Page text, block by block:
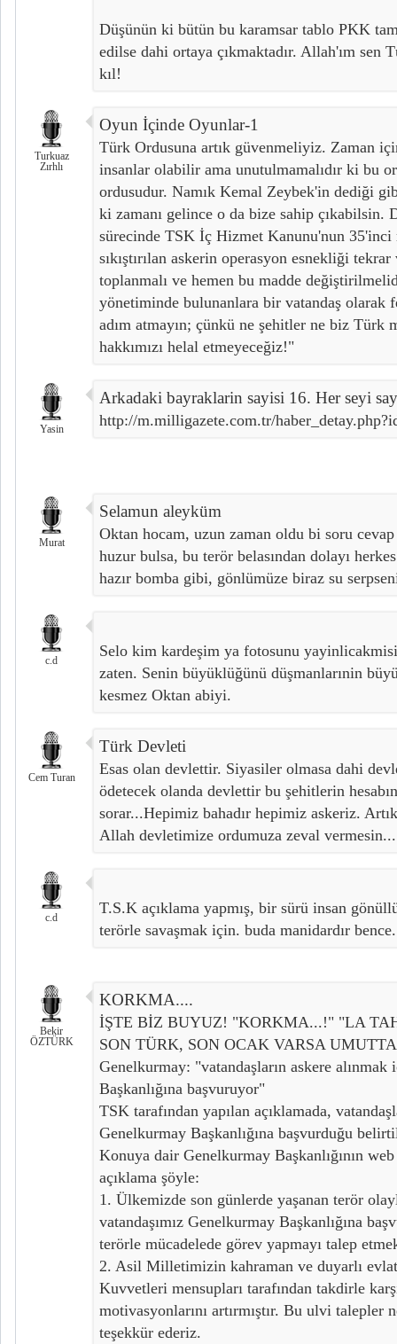
Düşünün ki bütün bu karamsar tablo PKK
edilse dahi ortaya çıkmaktadır. Allah'ım sen
kıl!
Turkuaz
Zırhlı
Oyun İçinde Oyunlar-1
Türk Ordusuna artık güvenmeliyiz. Zaman
insanlar olabilir ama unutulmamalıdır ki bu
ordusudur. Namık Kemal Zeybek'in dediği
ki zamanı gelince o da bize sahip çıkabilsin.
sürecinde TSK İç Hizmet Kanunu'nun 35'inci
sıkıştırılan askerin operasyon esnekliği
toplanmalı ve hemen bu madde
yönetiminde bulunanlara bir vatandaş olarak
adım atmayın; çünkü ne şehitler ne biz Türk
hakkımızı helal etmeyeceğiz!"
Yasin
Arkadaki bayraklarin sayisi 16. Her seyi
http://m.milligazete.com.tr/
Murat
Selamun aleyküm
Oktan hocam, uzun zaman oldu bi soru
huzur bulsa, bu terör belasından dolayı
hazır bomba gibi, gönlümüze biraz su
c.d
Selo kim kardeşim ya fotosunu
zaten. Senin büyüklüğünü düşmanlarınin
kesmez Oktan abiyi.
Cem Turan
Türk Devleti
Esas olan devlettir. Siyasiler olmasa dahi
ödetecek olanda devlettir bu şehitlerin
sorar...Hepimiz bahadır hepimiz askeriz.
Allah devletimize ordumuza zeval vermesin...
c.d
T.S.K açıklama yapmış, bir sürü insan
terörle savaşmak için. buda manidardır bence.
Bekir
ÖZTÜRK
KORKMA....
İŞTE BİZ BUYUZ! "KORKMA...!" "LA
SON TÜRK, SON OCAK VARSA
Genelkurmay: "vatandaşların askere
Başkanlığına başvuruyor"
TSK tarafından yapılan açıklamada,
Genelkurmay Başkanlığına başvurduğu
Konuya dair Genelkurmay Başkanlığının
açıklama şöyle:
1. Ülkemizde son günlerde yaşanan terör
vatandaşımız Genelkurmay Başkanlığına
terörle mücadelede görev yapmayı talep
2. Asil Milletimizin kahraman ve duyarlı
Kuvvetleri mensupları tarafından takdirle
motivasyonlarını artırmıştır. Bu ulvi talepler
teşekkür ederiz.